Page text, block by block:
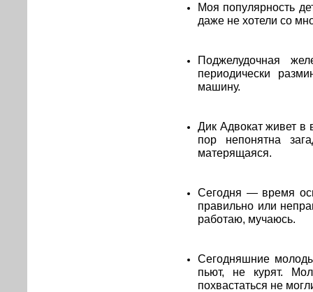
Моя популярность
даже не хотели со
Поджелудочная
периодически
машину.
Дик Адвокат живет в
пор непонятна
матерящаяся.
Сегодня — время
правильно или
работаю, мучаюсь.
Сегодняшние
пьют, не курят.
похвастаться не